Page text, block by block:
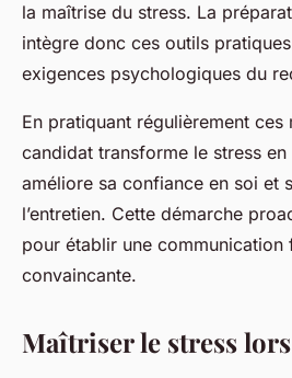
la maîtrise du stress. La
intègre donc ces outils
exigences psychologiques du
En pratiquant régulièrement ces
candidat transforme le stress
améliore sa confiance en soi et
l’entretien. Cette démarche
pour établir une communication
convaincante.
Maîtriser le stress